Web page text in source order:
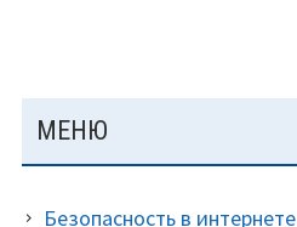
ОСНОВНАЯ
ПАНЕЛЬ
МЕНЮ
Безопасность в интернете